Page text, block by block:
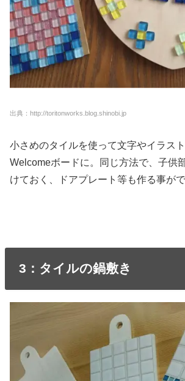
出典：http://toritonworks.blog.shinobi.jp
小さめのタイルを使って文字やイラスト
Welcomeボードに。同じ方法で、子供
けておく、ドアプレート等も作る事がで
3：タイルの鍋敷き